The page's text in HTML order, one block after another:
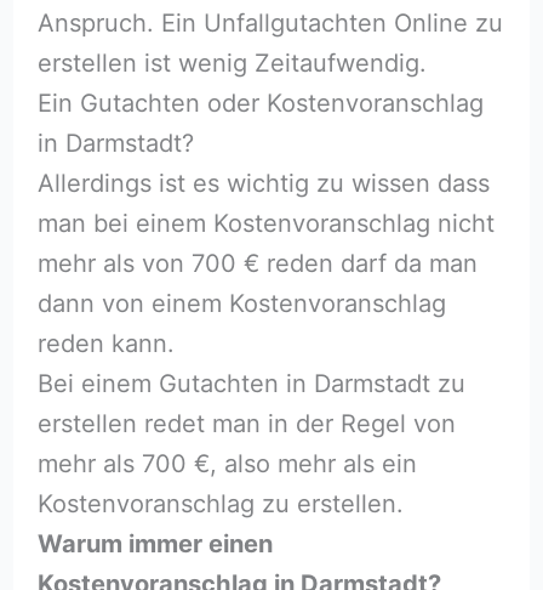
Anspruch. Ein Unfallgutachten Online zu
erstellen ist wenig Zeitaufwendig.
Ein Gutachten oder Kostenvoranschlag
in Darmstadt?
Allerdings ist es wichtig zu wissen dass
man bei einem Kostenvoranschlag nicht
mehr als von 700 € reden darf da man
dann von einem Kostenvoranschlag
reden kann.
Bei einem Gutachten in Darmstadt zu
erstellen redet man in der Regel von
mehr als 700 €, also mehr als ein
Kostenvoranschlag zu erstellen.
Warum immer einen
Kostenvoranschlag in Darmstadt?